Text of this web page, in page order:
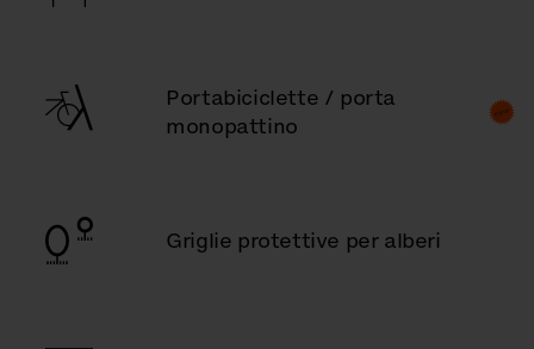
Portabiciclette / porta
monopattino
Griglie protettive per alberi